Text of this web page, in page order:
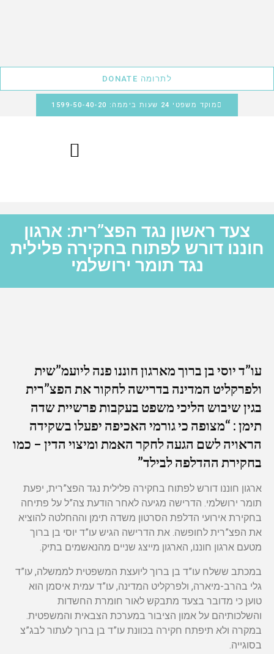
לתרומה DONATE
מוקד משפטי 24 שעות ביממה: 1599-50-40-20
צעד ראשון נגד הפצ”רית: ארגון
חוננו דורש לפתוח בחקירה פלילית
נגד תומר ירושלמי
עו”ד יוסי בן ברוך מארגון חוננו פנה ליועמ”שית
ולפרקליט המדינה בדרישה לחקור את הפצ”רית
בגין שיבוש הליכי משפט בעקבות פרשיית שדה
תימן : “מצופה כי גורמי האכיפה יפעלו בשקידה
הראויה לשם הגעה לחקר האמת ומיצוי הדין – כמו
בחקירת ההדלפה לבילד”
ארגון חוננו דורש לפתוח בחקירה פלילית נגד הפצ”רית, יפעת
תומר ירושלמי. הדרישה מגיעה לאחר הודעת צה”ל על פתיחה
בחקירת אירועי הדלפת הסרטון משדה תימן וההחלטה להוציא
את הפצ”רית לחופשה. את הדרישה הגיש עו”ד יוסי בן ברוך
מטעם ארגון חוננו, הארגון מייצג שניים מהנאשמים בתיק.
במכתב ששלח עו”ד בן ברוך ליועצת המשפטית לממשלה, עו”ד
גלי בהרב-מיארה, ולפרקליט המדינה, עו”ד עמית איסמן הוא
טוען כי מדובר בצעד מתבקש לאור חומרת החשדות
והשלכותיהם על אמון הציבור במערכת הצבאית והמשפטית.
במקרה ולא תיפתח חקירה בכוונת עו”ד בן ברוך לעתור לבג”צ
בסוגייה.